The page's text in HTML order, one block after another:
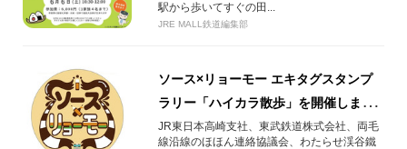
駅から歩いてすぐの田...
JRE MALL鉄道編集部
ソース×リョーモー エキタグスタンプ
ラリー「ハイカラ散歩」を開催しま
す！
JR東日本高崎支社、東武鉄道株式会社、両毛
線沿線のほほん連絡協議会、わたらせ渓谷鐵